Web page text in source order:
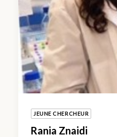
JEUNE CHERCHEUR
Rania Znaidi